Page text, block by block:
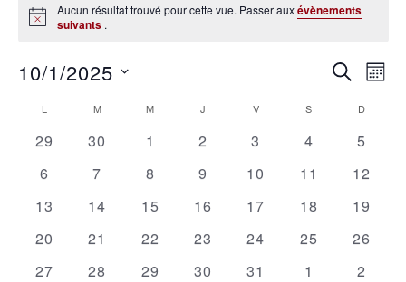
Notice
Aucun résultat trouvé pour cette vue. Passer auxévènements
suivants .
de
vues
MOIS
10/1/2025
Calendrier
de
Évènements
L M M J V S D
0
29
0
30
0
1
0
2
0
3
0
4
0
5
0
6
0
7
0
8
0
9
0
10
0
11
0
12
0
13
0
14
0
15
0
16
0
17
0
18
0
19
0
20
0
21
0
22
0
23
0
24
0
25
0
26
0
27
0
28
0
29
0
30
0
31
0
1
0
2